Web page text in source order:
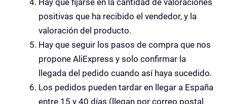
Hay que fijarse en la cantidad de valoraciones
positivas que ha recibido el vendedor, y la
valoración del producto.
Hay que seguir los pasos de compra que nos
propone AliExpress y solo confirmar la
llegada del pedido cuando así haya sucedido.
Los pedidos pueden tardar en llegar a España
entre 15 y 40 días (llegan por correo postal